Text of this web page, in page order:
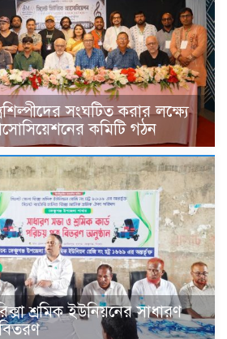
সংঘটিত করার লক্ষ্যে
কমিটি গঠন
শ্রমিক ইউনিয়নের সাধারণ